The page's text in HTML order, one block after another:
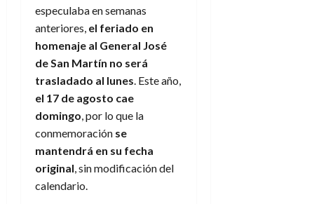
especulaba en semanas
anteriores, el feriado en
homenaje al General José
de San Martín no será
trasladado al lunes. Este año,
el 17 de agosto cae
domingo, por lo que la
conmemoración se
mantendrá en su fecha
original, sin modificación del
calendario.